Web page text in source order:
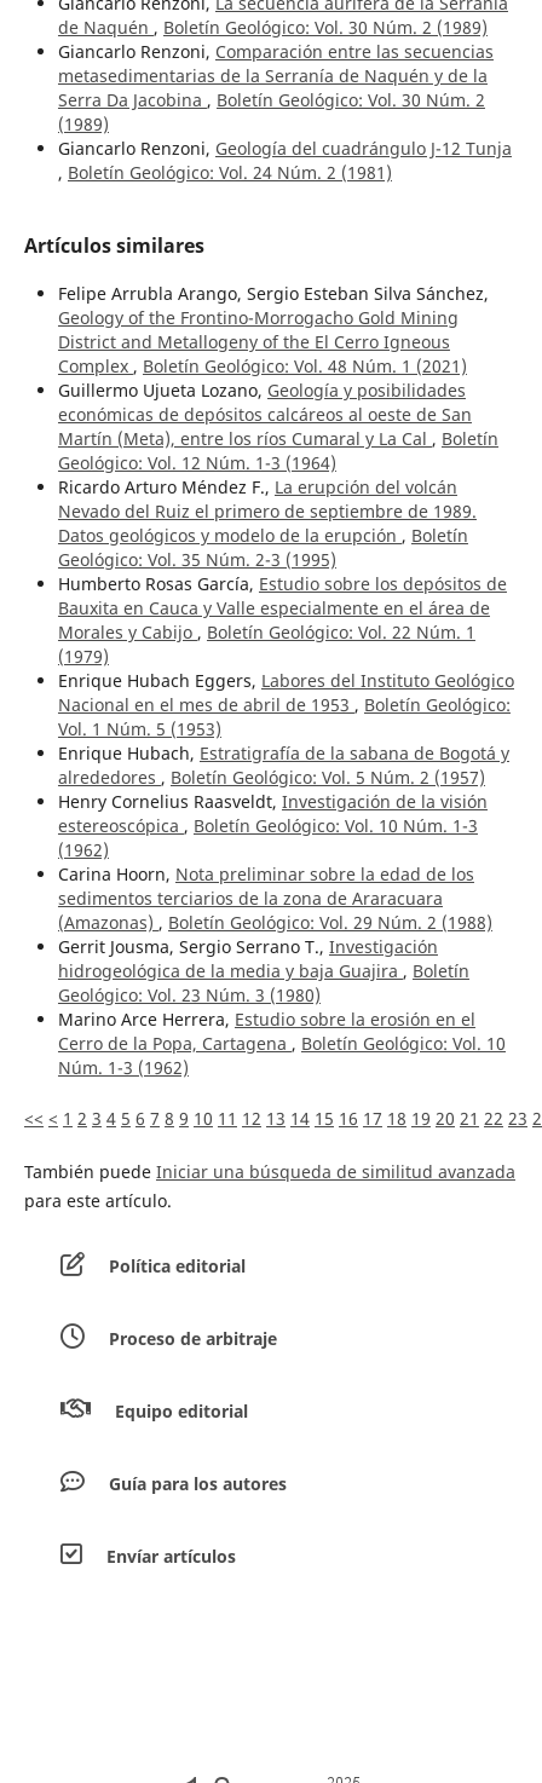
de Naquén , Boletín Geológico: Vol. 30 Núm. 2 (1989)
Giancarlo Renzoni, Comparación entre las secuencias
metasedimentarias de la Serranía de Naquén y de la
Serra Da Jacobina , Boletín Geológico: Vol. 30 Núm. 2
(1989)
Giancarlo Renzoni, Geología del cuadrángulo J-12 Tunja
, Boletín Geológico: Vol. 24 Núm. 2 (1981)
Artículos similares
Felipe Arrubla Arango, Sergio Esteban Silva Sánchez,
Geology of the Frontino-Morrogacho Gold Mining
District and Metallogeny of the El Cerro Igneous
Complex , Boletín Geológico: Vol. 48 Núm. 1 (2021)
Guillermo Ujueta Lozano, Geología y posibilidades
económicas de depósitos calcáreos al oeste de San
Martín (Meta), entre los ríos Cumaral y La Cal , Boletín
Geológico: Vol. 12 Núm. 1-3 (1964)
Ricardo Arturo Méndez F., La erupción del volcán
Nevado del Ruiz el primero de septiembre de 1989.
Datos geológicos y modelo de la erupción , Boletín
Geológico: Vol. 35 Núm. 2-3 (1995)
Humberto Rosas García, Estudio sobre los depósitos de
Bauxita en Cauca y Valle especialmente en el área de
Morales y Cabijo , Boletín Geológico: Vol. 22 Núm. 1
(1979)
Enrique Hubach Eggers, Labores del Instituto Geológico
Nacional en el mes de abril de 1953 , Boletín Geológico:
Vol. 1 Núm. 5 (1953)
Enrique Hubach, Estratigrafía de la sabana de Bogotá y
alrededores , Boletín Geológico: Vol. 5 Núm. 2 (1957)
Henry Cornelius Raasveldt, Investigación de la visión
estereoscópica , Boletín Geológico: Vol. 10 Núm. 1-3
(1962)
Carina Hoorn, Nota preliminar sobre la edad de los
sedimentos terciarios de la zona de Araracuara
(Amazonas) , Boletín Geológico: Vol. 29 Núm. 2 (1988)
Gerrit Jousma, Sergio Serrano T., Investigación
hidrogeológica de la media y baja Guajira , Boletín
Geológico: Vol. 23 Núm. 3 (1980)
Marino Arce Herrera, Estudio sobre la erosión en el
Cerro de la Popa, Cartagena , Boletín Geológico: Vol. 10
Núm. 1-3 (1962)
<< < 1 2 3 4 5 6 7 8 9 10 11 12 13 14 15 16 17 18 19 20 21 22 23
También puede Iniciar una búsqueda de similitud avanzada
para este artículo.
Política editorial
Proceso de arbitraje
Equipo editorial
Guía para los autores
Envíar artículos